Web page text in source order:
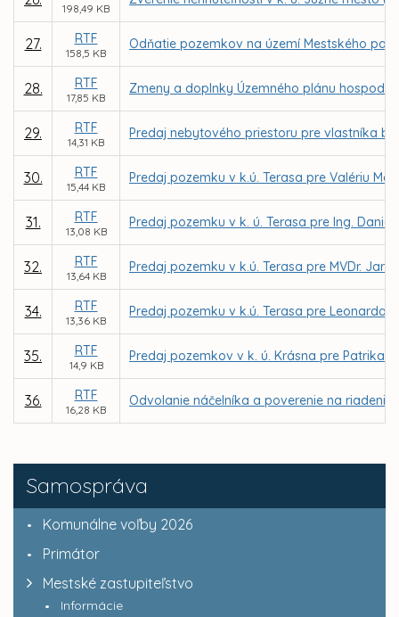
Samospráva
Komunálne voľby 2026
Primátor
Mestské zastupiteľstvo
Informácie
198,49 KB
27. RTF
158,5 KB
Odňatie pozemkov na území Mestského
28. RTF
17,85 KB
Zmeny a doplnky Územného plánu
29. RTF
14,31 KB
Predaj nebytového priestoru pre vlastníka
30. RTF
15,44 KB
Predaj pozemku v k.ú. Terasa pre Valériu
31. RTF
13,08 KB
Predaj pozemku v k. ú. Terasa pre Ing.
32. RTF
13,64 KB
Predaj pozemku v k.ú. Terasa pre MVDr.
34. RTF
13,36 KB
Predaj pozemku v k.ú. Terasa pre Leonarda
35. RTF
14,9 KB
Predaj pozemkov v k. ú. Krásna pre Patrika
36. RTF
16,28 KB
Odvolanie náčelníka a poverenie na riadenie